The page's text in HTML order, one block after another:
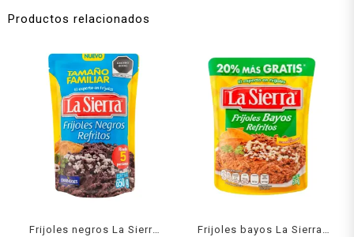
Productos relacionados
Frijoles negros La Sierra
Frijoles bayos La Sierra